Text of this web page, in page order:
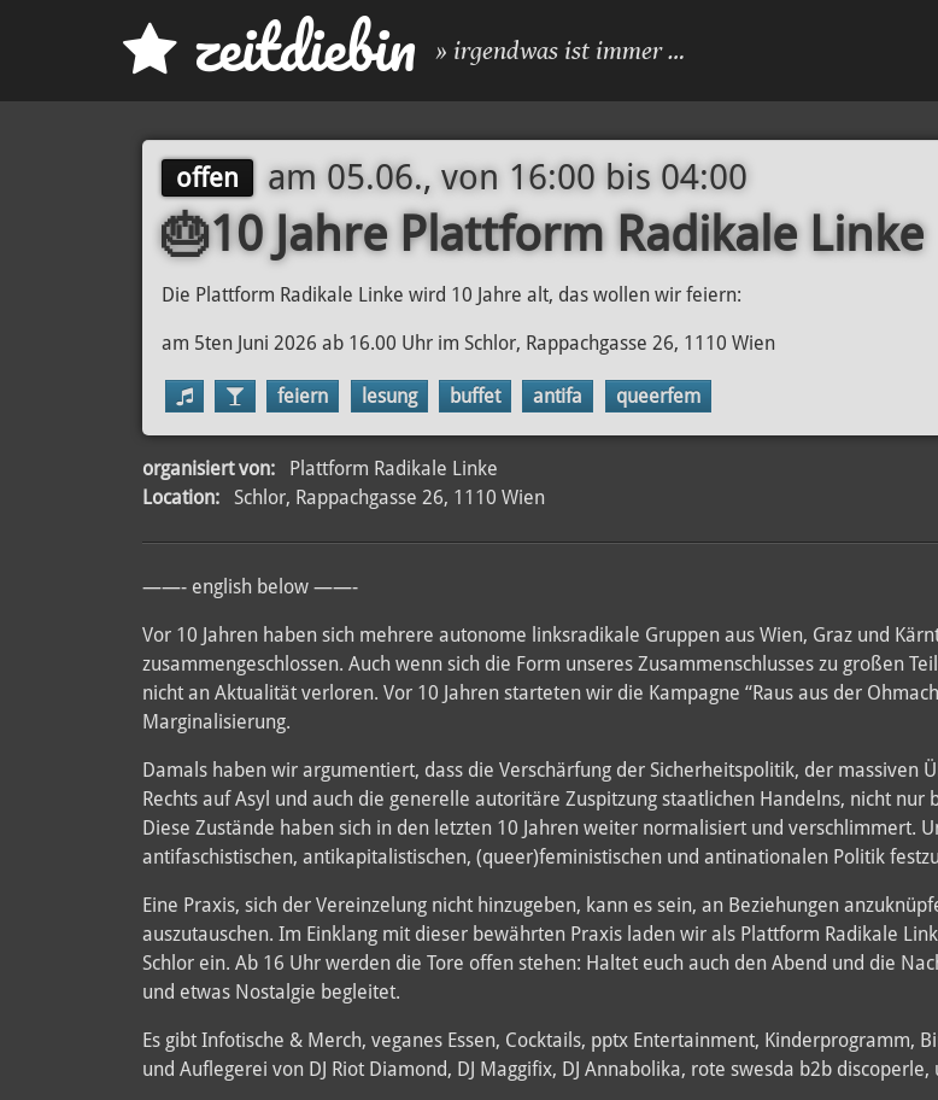
zeitdiebin » irgendwas ist immer …
offen am 05.06., von 16:00 bis 04:00
🎂10 Jahre Plattform Radikale Linke
Die Plattform Radikale Linke wird 10 Jahre alt, das wollen wir feiern:
am 5ten Juni 2026 ab 16.00 Uhr im Schlor, Rappachgasse 26, 1110 Wien
feiern lesung buffet antifa queerfem
organisiert von:
Plattform Radikale Linke
Location:
Schlor, Rappachgasse 26, 1110 Wien
——- english below ——-
Vor 10 Jahren haben sich mehrere autonome linksradikale Gruppen aus Wien, Graz und
zusammengeschlossen. Auch wenn sich die Form unseres Zusammenschlusses zu großen
nicht an Aktualität verloren. Vor 10 Jahren starteten wir die Kampagne “Raus aus der
Marginalisierung.
Damals haben wir argumentiert, dass die Verschärfung der Sicherheitspolitik, der massiven
Rechts auf Asyl und auch die generelle autoritäre Zuspitzung staatlichen Handelns, nicht
Diese Zustände haben sich in den letzten 10 Jahren weiter normalisiert und verschlimmert.
antifaschistischen, antikapitalistischen, (queer)feministischen und antinationalen Politik
Eine Praxis, sich der Vereinzelung nicht hinzugeben, kann es sein, an Beziehungen
auszutauschen. Im Einklang mit dieser bewährten Praxis laden wir als Plattform Radikale
Schlor ein. Ab 16 Uhr werden die Tore offen stehen: Haltet euch auch den Abend und die
und etwas Nostalgie begleitet.
Es gibt Infotische & Merch, veganes Essen, Cocktails, pptx Entertainment, Kinderprogramm,
und Auflegerei von DJ Riot Diamond, DJ Maggifix, DJ Annabolika, rote swesda b2b